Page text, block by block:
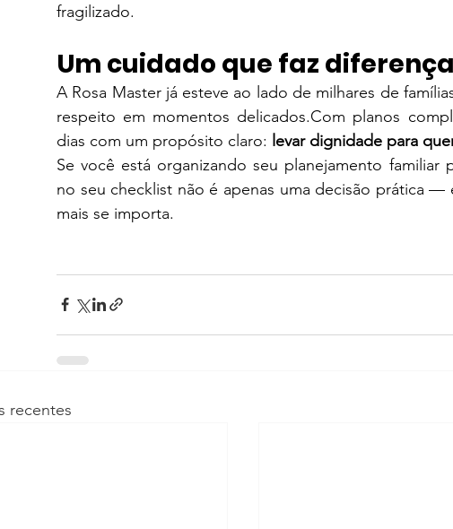
fragilizado.
Um cuidado que faz diferença
A Rosa Master já esteve ao lado de milhares de
respeito em momentos delicados.Com planos
dias com um propósito claro: levar dignidade para
Se você está organizando seu planejamento familiar
no seu checklist não é apenas uma decisão prática
mais se importa.
recentes